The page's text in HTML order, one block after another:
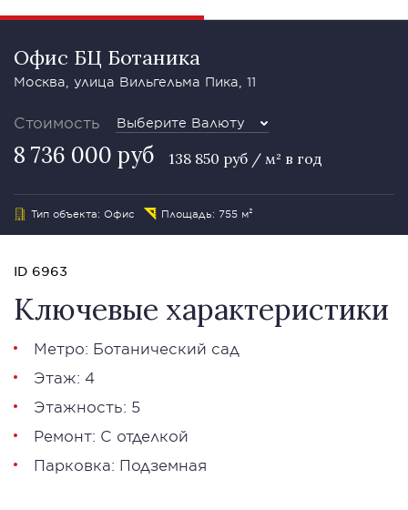
Офис БЦ Ботаника
Москва, улица Вильгельма Пика, 11
Стоимость Выберите Валюту
8 736 000 руб 138 850 руб / м² в год
Тип объекта: Офис Площадь: 755 м²
ID 6963
Ключевые характеристики
Метро: Ботанический сад
Этаж: 4
Этажность: 5
Ремонт: С отделкой
Парковка: Подземная